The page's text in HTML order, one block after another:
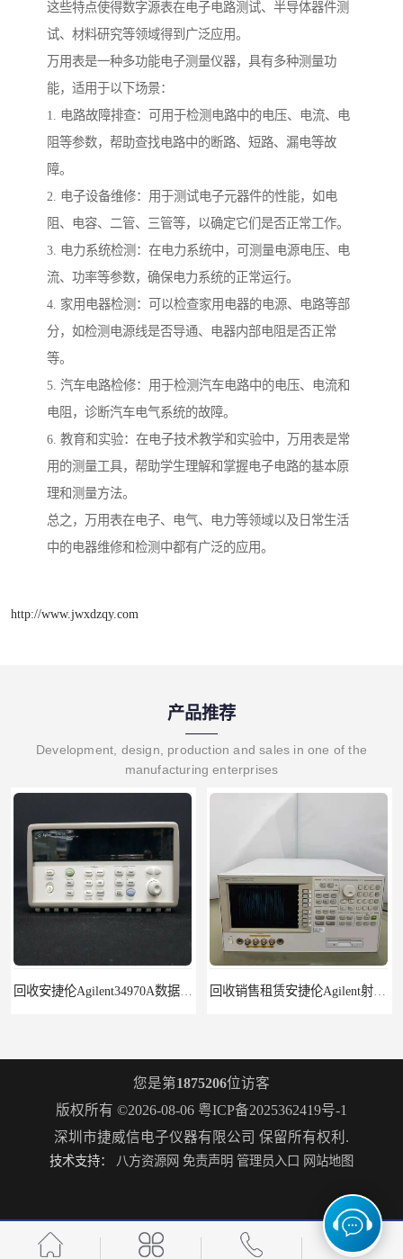
这些特点使得数字源表在电子电路测试、半导体器件测
试、材料研究等领域得到广泛应用。
万用表是一种多功能电子测量仪器，具有多种测量功
能，适用于以下场景：
1. 电路故障排查：可用于检测电路中的电压、电流、电
阻等参数，帮助查找电路中的断路、短路、漏电等故
障。
2. 电子设备维修：用于测试电子元器件的性能，如电
阻、电容、二管、三管等，以确定它们是否正常工作。
3. 电力系统检测：在电力系统中，可测量电源电压、电
流、功率等参数，确保电力系统的正常运行。
4. 家用电器检测：可以检查家用电器的电源、电路等部
分，如检测电源线是否导通、电器内部电阻是否正常
等。
5. 汽车电路检修：用于检测汽车电路中的电压、电流和
电阻，诊断汽车电气系统的故障。
6. 教育和实验：在电子技术教学和实验中，万用表是常
用的测量工具，帮助学生理解和掌握电子电路的基本原
理和测量方法。
总之，万用表在电子、电气、电力等领域以及日常生活
中的电器维修和检测中都有广泛的应用。
http://www.jwxdzqy.com
产品推荐
Development, design, production and sales in one of the
manufacturing enterprises
回收安捷伦Agilent34970A数据采集分析仪 回收销售租赁安捷伦Agilent射频测试仪4287A
Keysight33522B波形发生器30MHz2通道带ARB 回收租赁KEYSIGHT N9322C基础频谱分析N9320B
您是第1875206位访客
版权所有 ©2026-08-06 粤ICP备2025362419号-1
深圳市捷威信电子仪器有限公司 保留所有权利.
技术支持： 八方资源网 免责声明 管理员入口 网站地图